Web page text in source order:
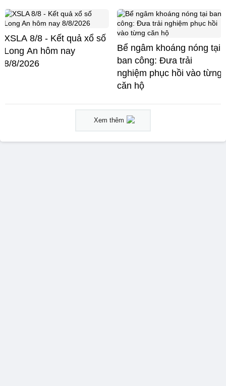
XSLA 8/8 - Kết quả xổ số
Long An hôm nay
8/8/2026
Bể ngâm khoáng nóng tại
ban công: Đưa trải
nghiệm phục hồi vào từng
căn hộ
Xem thêm